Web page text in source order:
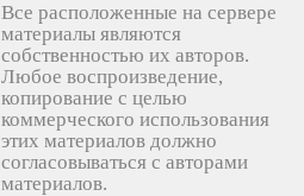
Все расположенные на сервере
материалы являются
собственностью их авторов.
Любое воспроизведение,
копирование с целью
коммерческого использования
этих материалов должно
согласовываться с авторами
материалов.